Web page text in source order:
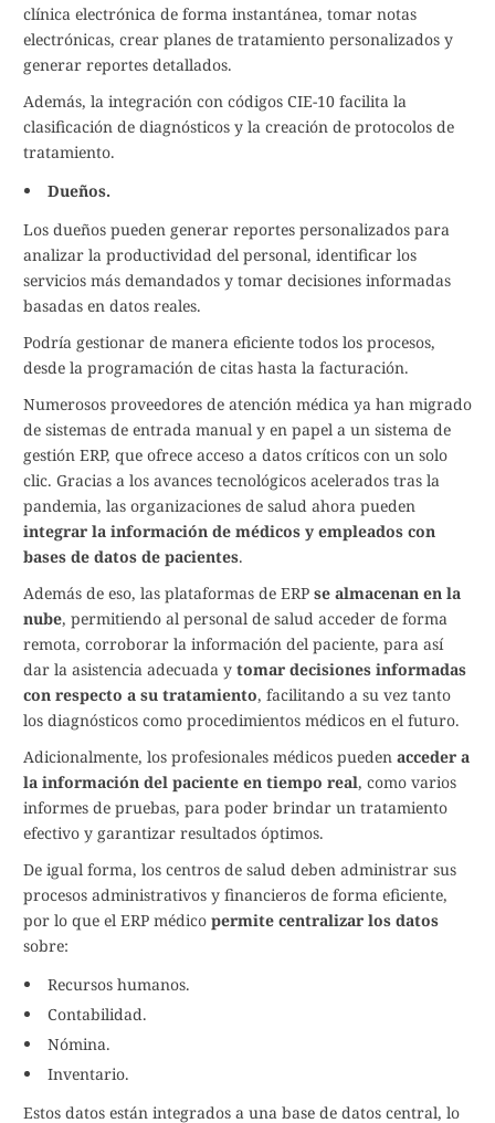
clínica electrónica de forma instantánea, tomar notas
electrónicas, crear planes de tratamiento personalizados y
generar reportes detallados.
Además, la integración con códigos CIE-10 facilita la
clasificación de diagnósticos y la creación de protocolos de
tratamiento.
Dueños.
Los dueños pueden generar reportes personalizados para
analizar la productividad del personal, identificar los
servicios más demandados y tomar decisiones informadas
basadas en datos reales.
Podría gestionar de manera eficiente todos los procesos,
desde la programación de citas hasta la facturación.
Numerosos proveedores de atención médica ya han migrado
de sistemas de entrada manual y en papel a un sistema de
gestión ERP, que ofrece acceso a datos críticos con un solo
clic. Gracias a los avances tecnológicos acelerados tras la
pandemia, las organizaciones de salud ahora pueden
integrar la información de médicos y empleados con
bases de datos de pacientes.
Además de eso, las plataformas de ERP se almacenan en la
nube, permitiendo al personal de salud acceder de forma
remota, corroborar la información del paciente, para así
dar la asistencia adecuada y tomar decisiones informadas
con respecto a su tratamiento, facilitando a su vez tanto
los diagnósticos como procedimientos médicos en el futuro.
Adicionalmente, los profesionales médicos pueden acceder a
la información del paciente en tiempo real, como varios
informes de pruebas, para poder brindar un tratamiento
efectivo y garantizar resultados óptimos.
De igual forma, los centros de salud deben administrar sus
procesos administrativos y financieros de forma eficiente,
por lo que el ERP médico permite centralizar los datos
sobre:
Recursos humanos.
Contabilidad.
Nómina.
Inventario.
Estos datos están integrados a una base de datos central, lo